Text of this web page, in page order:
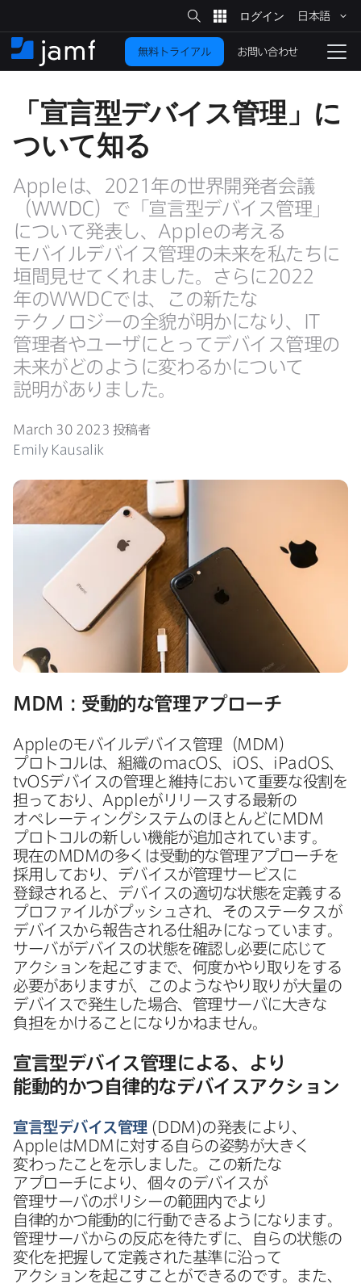
イ
ン
コ
ツ
に
移
動
サ
イ
ト
検
索
日本語
ホ
ー
ナ
ー
シ
替
無料トライアル お問い合わせ
「宣言型デバイス管理」に​
ついて​知る
Apple は、 2021 年の​世界開発者会議​
（WWDC）で​「宣言型デバイス管理」
に​ついて​発表し、 Appleの​考える​
モバイルデバイス管理の​未来を​私たちに​
垣間見せてくれました。​さらに2022
年のWWDCでは、​この​新たな​
テクノロジーの​全貌が​明かに​なり、
IT
管理者や​ユーザに​とって​デバイス管理の​
未来が​どのように​変わるかに​ついて​
説明が​ありました。
March 30 2023 投稿者
Emily Kausalik
MDM ：受動的な​管理アプローチ
Appleの​モバイルデバイス管理​（MDM ）​
プロトコルは、​組織のmacOS iOS iPadOS
tvOSデバイスの​管理と​維持に​おいて​重要な​役割を​
担っており、 Appleが​リリースする​最新の​
オペレーティングシステムの​ほとんどに MDM
プロトコルの​新しい​機能が​追加されています。​
現在のMDMの​多くは​受動的な​管理アプローチを​
採用しており、​デバイスが​管理サービスに​
登録されると、​デバイスの​適切な​状態を​定義する​
プロファイルが​プッシュされ、​その​ステータスが​
デバイスから​報告される​仕組みに​なっています。​
サーバが​デバイスの​状態を​確認し必要に​応じて​
アクションを​起こすまで、​何度かやり取りを​する​
必要が​ありますが、​このような​やり取りが​大量の​
デバイスで​発生した​場合、​管理サーバに​大きな​
負担を​かける​ことに​なりかねません。
宣言型デバイス管理に​よる、​より​
能動的かつ​自律的な​デバイスアクション
宣言型デバイス管理 ( DDM )の​発表に​より、
Apple はMDM に​対する​自らの​姿勢が​大きく​
変わった​ことを​示しました。​この​新たな​
アプローチに​より、​個々の​デバイスが​
管理サーバの​ポリシーの​範囲内で​より​
自律的かつ能動的に​行動できるようになります。​
管理サーバからの​反応を​待たずに、​自らの​状態の​
変化を​把握して​定義された​基準に​沿って​
アクションを​起こすことができるのです。​また、​